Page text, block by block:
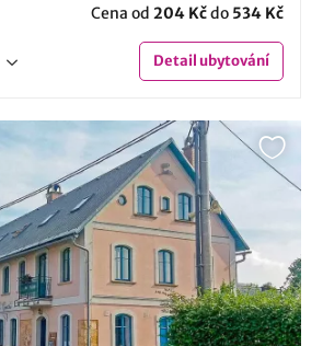
Cena od 204 Kčdo 534 Kč
Detailubytování